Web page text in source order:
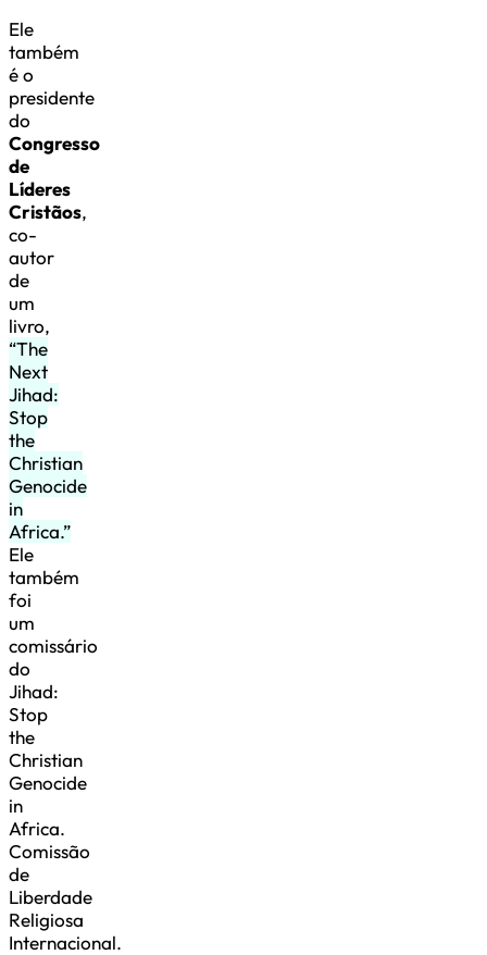
Ele
também
é o
presidente
do
Congresso
de
Líderes
Cristãos,
co-
autor
de
um
livro,
“The
Next
Jihad:
Stop
the
Christian
Genocide
in
Africa.”
Ele
também
foi
um
comissário
do
Jihad:
Stop
the
Christian
Genocide
in
Africa.
Comissão
de
Liberdade
Religiosa
Internacional.